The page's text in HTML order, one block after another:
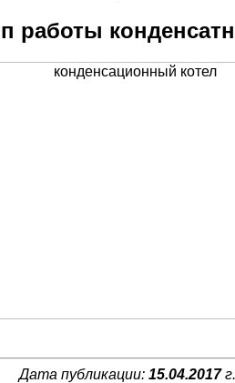
работы
Дата публикации: 15.04.2017г.